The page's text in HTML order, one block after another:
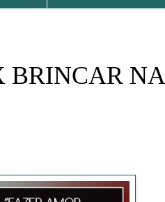
BRINCAR NA